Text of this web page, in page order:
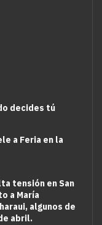
decides tú
a Feria en la
tensión en San
a María
algunos de
abril.